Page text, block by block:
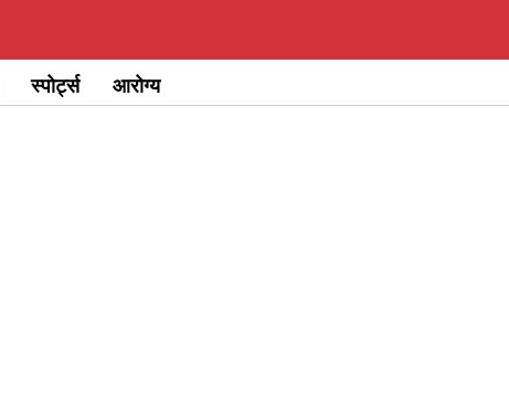
स्पोर्ट्स आरोग्य